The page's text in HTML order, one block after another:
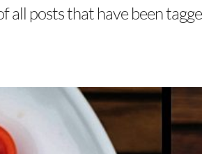
all posts that have been